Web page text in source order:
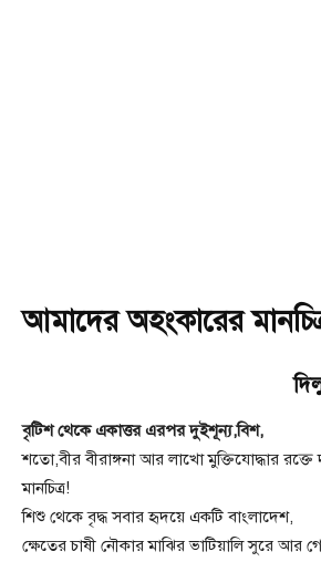
আমাদের অহংকারের
দিলু
বৃটিশ থেকে একাত্তর এরপর দুইশূন্য,বিশ,
শতো,বীর বীরাঙ্গনা আর লাখো মুক্তিযোদ্ধার
মানচিত্র!
শিশু থেকে বৃদ্ধ সবার হৃদয়ে একটি বাংলাদেশ,
ক্ষেতের চাষী নৌকার মাঝির ভাটিয়ালি সুরে আর